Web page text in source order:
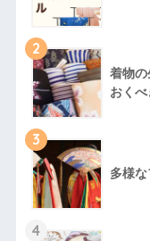
2
着物
おく
3
多様
4